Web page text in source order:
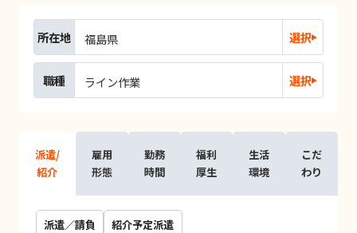
所在地 福島県 選択
職種 ライン作業 選択
派遣/
紹介
雇用
形態
勤務
時間
福利
厚生
生活
環境
こだ
わり
派遣／請負 紹介予定派遣